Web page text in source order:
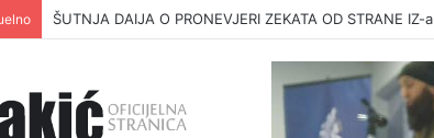
ŠUTNJA DAIJA O PRONEVJERI ZEKATA OD STRANE IZ-a